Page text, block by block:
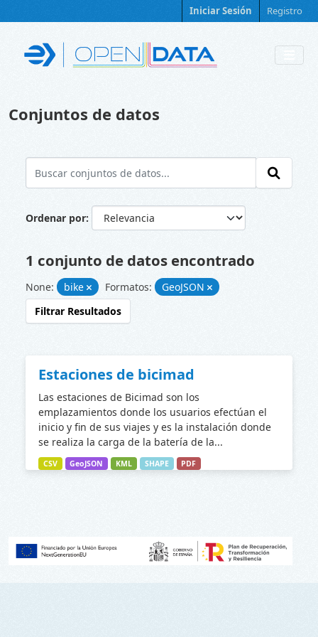
Iniciar Sesión Registro
Conjuntos de datos
Ordenar por
1 conjunto de datos encontrado
None: bike Formatos:
GeoJSON
Filtrar Resultados
Estaciones de bicimad
Las estaciones de Bicimad son los
emplazamientos donde los usuarios efectúan el
inicio y fin de sus viajes y es la instalación donde
se realiza la carga de la batería de la...
CSV GeoJSON KML SHAPE PDF